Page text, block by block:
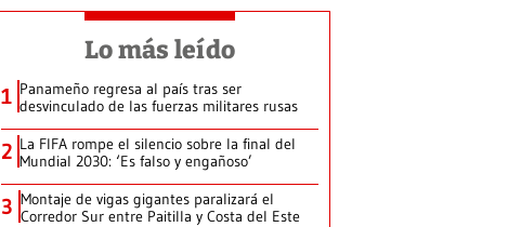
Lo más leído
1 Panameño regresa al país tras ser
desvinculado de las fuerzas militares rusas
2 La FIFA rompe el silencio sobre la final del
Mundial 2030: ‘Es falso y engañoso’
3 Montaje de vigas gigantes paralizará el
Corredor Sur entre Paitilla y Costa del Este